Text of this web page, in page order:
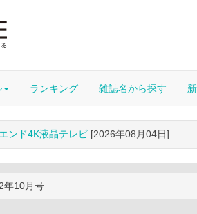
ランキング 雑誌名から探す
ンド4K液晶テレビ [2026年08月04日]
年10月号